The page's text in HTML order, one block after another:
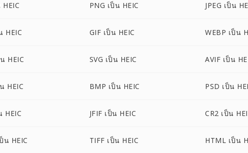
HEIC PNG เป็น HEIC JPEG เป็น
HEIC GIF เป็น HEIC WEBP เป็น
HEIC SVG เป็น HEIC AVIF เป็น
HEIC BMP เป็น HEIC PSD เป็น
HEIC JFIF เป็น HEIC CR2 เป็น
น HEIC TIFF เป็น HEIC HTML เป็น